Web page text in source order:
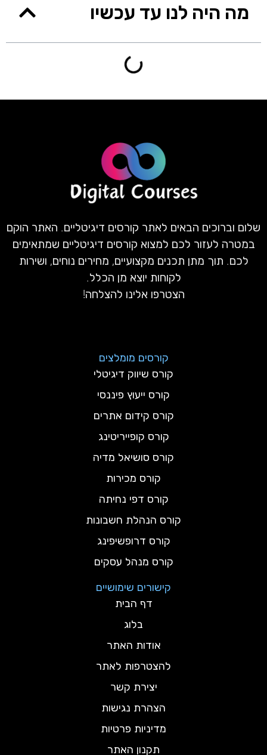
מה היה לנו עד עכשיו
שלום וברוכים הבאים לאתר קורסים דיגיטליים. האתר הוקם
במטרה לעזור לכם למצוא קורסים דיגיטליים שמתאימים
לכם. תוך מתן תכנים מקצועיים, מחירים נוחים, ושירות
לקוחות יוצא מן הכלל.
הצטרפו אלינו להצלחה!
קורסים מומלצים
קורס שיווק דיגיטלי
קורס ייעוץ פיננסי
קורס קידום אתרים
קורס קופייריטינג
קורס סושיאל מדיה
קורס מכירות
קורס דפי נחיתה
קורס הנהלת חשבונות
קורס דרופשיפינג
קורס מנהל עסקים
קישורים שימושיים
דף הבית
בלוג
אודות האתר
להצטרפות לאתר
יצירת קשר
הצהרת נגישות
מדיניות פרטיות
תקנון האתר